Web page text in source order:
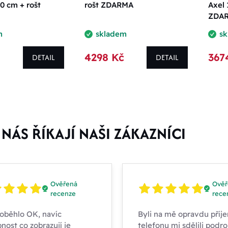
cm + rošt
DETAIL
rošt ZDARMA
skladem
4298 Kč DETAIL
Axel
ŘÍKAJÍ NAŠI ZÁKAZNÍCI
Ověřená
recenze
OK, navíc
co zobrazují je
Byli na mě opravdu
telefonu mi sdělili